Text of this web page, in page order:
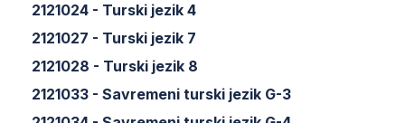
2121024 - Turski jezik 4
2121027 - Turski jezik 7
2121028 - Turski jezik 8
2121033 - Savremeni turski jezik G-3